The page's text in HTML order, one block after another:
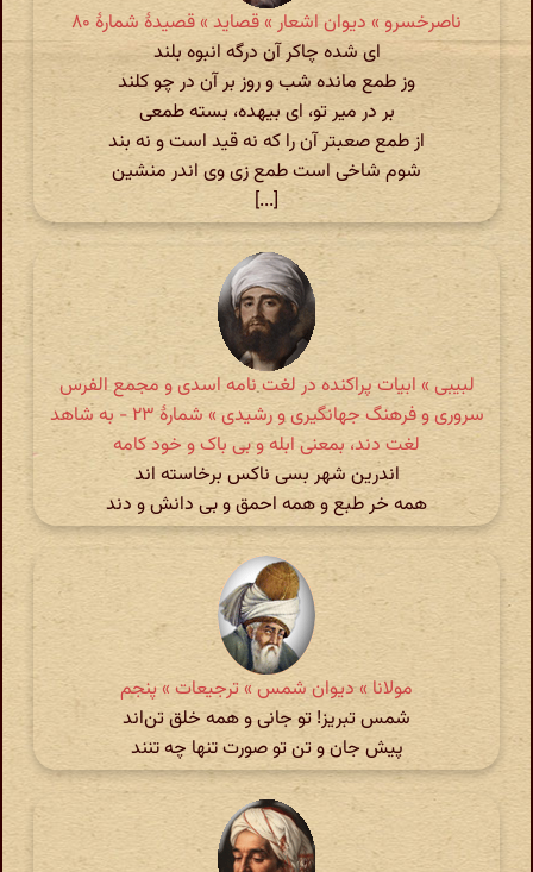
ناصرخسرو » دیوان اشعار » قصاید » قصیدهٔ شمارهٔ ۸۰
ای شده چاکر آن درگه انبوه بلند
وز طمع مانده شب و روز بر آن در چو کلند
بر در میر تو، ای بیهده، بسته طمعی
از طمع صعبتر آن را که نه قید است و نه بند
شوم شاخی است طمع زی وی اندر منشین
[...]
لبیبی » ابیات پراکنده در لغت نامه اسدی و مجمع الفرس
سروری و فرهنگ جهانگیری و رشیدی » شمارهٔ ۲۳ - به شاهد
لغت دند، بمعنی ابله و بی باک و خود کامه
اندرین شهر بسی ناکس برخاسته اند
همه خر طبع و همه احمق و بی دانش و دند
مولانا » دیوان شمس » ترجیعات » پنجم
شمس تبریز! تو جانی و همه خلق تن‌اند
پیش جان و تن تو صورت تنها چه تنند